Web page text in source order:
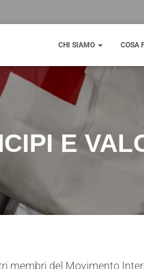
CHI SIAMO COSA
E
membri del Movimento